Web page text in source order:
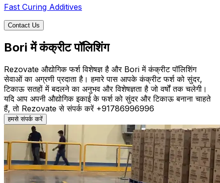
Fast Curing Additives
Contact Us
Bori में कंक्रीट पॉलिशिंग
Rezovate औद्योगिक फर्श विशेषज्ञ है और Bori में कंक्रीट पॉलिशिंग
सेवाओं का अग्रणी प्रदाता है। हमारे पास आपके कंक्रीट फर्श को सुंदर,
टिकाऊ सतहों में बदलने का अनुभव और विशेषज्ञता है जो वर्षों तक चलेगी।
यदि आप अपनी औद्योगिक इकाई के फर्श को सुंदर और टिकाऊ बनाना चाहते
हैं, तो Rezovate से संपर्क करें +91786996996
हमसे संपर्क करें